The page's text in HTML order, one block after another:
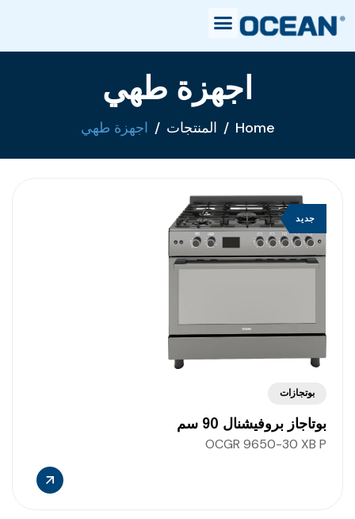
اجهزة طهي
Home المنتجات اجهزة طهي
جديد
بوتجازات
بوتاجاز بروفيشنال 90 سم
OCGR 9650-30 XB P